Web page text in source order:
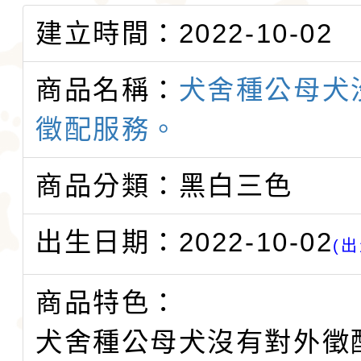
建立時間：2022-10-02
商品名稱： 犬舍種公母犬
徵配服務。
商品分類：黑白三色
出生日期：2022-10-02(
商品特色：
犬舍種公母犬沒有對外徵